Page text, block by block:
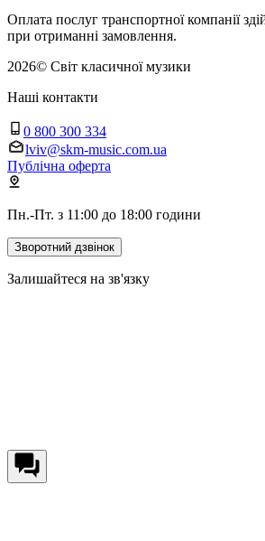
Оплата послуг транспортної компанії
при отриманні замовлення.
2026© Світ класичної музики
Наші контакти
0 800 300 334
lviv@skm-music.com.ua
Публічна оферта
Пн.-Пт. з 11:00 до 18:00 години
Зворотний дзвінок
Залишайтеся на зв'язку